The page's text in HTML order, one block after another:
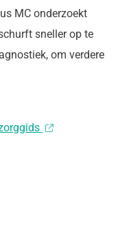
MC onderzoekt
sneller op te
om verdere